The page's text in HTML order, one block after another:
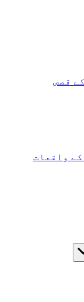
قصص
واقعات